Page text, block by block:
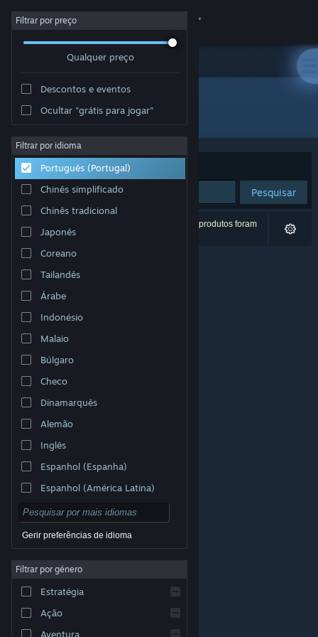
Iniciar sessão
Sobre
Apoio
Alterar idioma
Instala a app móvel do Steam
Ver versão para computadores
© Valve Corporation. Todos os direitos reservados.
respetivos proprietários nos E.U.A. e outros países.
Acessibilidade
Reembolsos|Cookies
Filtrar por preço
Qualquer preço
Descontos e eventos
Ocultar "grátis para jogar"
Filtrar por idioma
Português (Portugal)
Chinês simplificado
Chinês tradicional
Japonês
Coreano
Tailandês
Árabe
Indonésio
Malaio
Búlgaro
Checo
Dinamarquês
Alemão
Inglês
Espanhol (Espanha)
Espanhol (América Latina)
Gerir preferências de idioma
Filtrar por género
Estratégia
Ação
Aventura
Developer: RJ Arcade
Ordenar por Relevância
Pesquisar
0 resultados correspondentes à tua pesquisa. 3 produtos foram
excluídos com base nas tuas preferências.